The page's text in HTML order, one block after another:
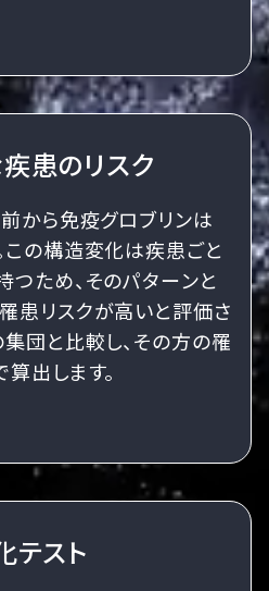
患のリスク
から免疫グロブリンは
この構造変化は疾患ごと
ため、そのパターンと
患リスクが高いと評価さ
団と比較し、その方の罹
出します。
テスト